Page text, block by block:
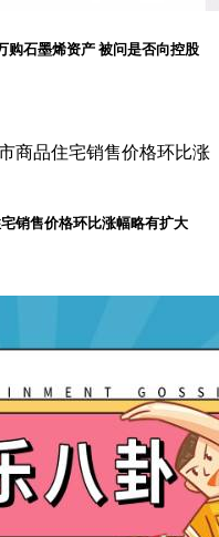
购石墨烯资产 被问是否向控股
销售价格环比涨幅略有扩大